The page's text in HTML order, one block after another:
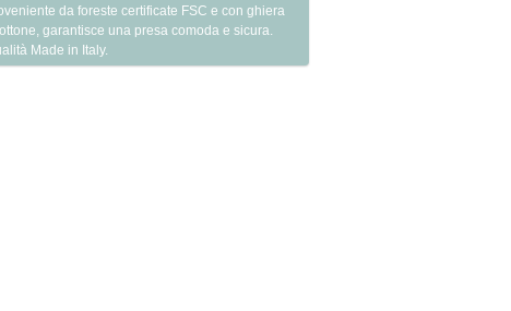
da foreste certificate FSC e con ghiera
garantisce una presa comoda e sicura.
Made in Italy.